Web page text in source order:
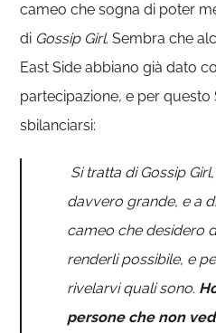
cameo che sogna di poter
di Gossip Girl. Sembra che
East Side abbiano già dato
partecipazione, e per questo
sbilanciarsi:
Si tratta di Gossip
davvero grande, e a
cameo che desidero
renderli possibile, e
rivelarvi quali sono.
persone che non